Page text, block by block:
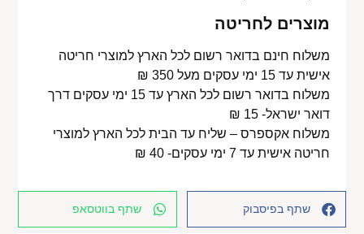
מוצרים לחריטה
משלוח חינם בדואר רשום לכל הארץ למוצרי חריטה
אישית עד 15 ימי עסקים מעל 350 ₪
משלוח בדואר רשום לכל הארץ עד 15 ימי עסקים דרך
דואר ישראל- 15 ₪
משלוח אקספרס – שליח עד הבית לכל הארץ למוצרי
חריטה אישית עד 7 ימי עסקים- 40 ₪
שתף בפיסבוק שתף בווטסאפ